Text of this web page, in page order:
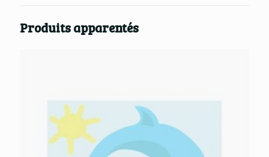
Produits apparentés